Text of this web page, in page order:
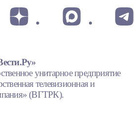
унитарное предприятие
телевизионная и
(ВГТРК).